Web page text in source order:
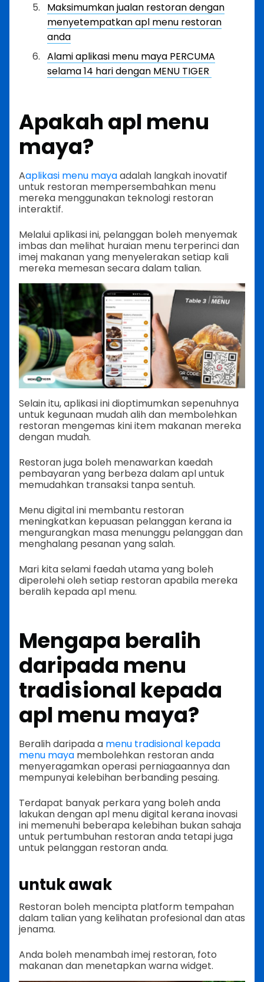
Maksimumkan jualan restoran dengan
menyetempatkan apl menu restoran
anda
Alami aplikasi menu maya PERCUMA
selama 14 hari dengan MENU TIGER
Apakah apl menu
maya?
Aaplikasi menu mayaadalah langkah inovatif
untuk restoran mempersembahkan menu
mereka menggunakan teknologi restoran
interaktif.
Melalui aplikasi ini, pelanggan boleh menyemak
imbas dan melihat huraian menu terperinci dan
imej makanan yang menyelerakan setiap kali
mereka memesan secara dalam talian.
Selain itu, aplikasi ini dioptimumkan sepenuhnya
untuk kegunaan mudah alih dan membolehkan
restoran mengemas kini item makanan mereka
dengan mudah.
Restoran juga boleh menawarkan kaedah
pembayaran yang berbeza dalam apl untuk
memudahkan transaksi tanpa sentuh.
Menu digital ini membantu restoran
meningkatkan kepuasan pelanggan kerana ia
mengurangkan masa menunggu pelanggan dan
menghalang pesanan yang salah.
Mari kita selami faedah utama yang boleh
diperolehi oleh setiap restoran apabila mereka
beralih kepada apl menu.
Mengapa beralih
daripada menu
tradisional kepada
apl menu maya?
Beralih daripada a menu tradisional kepada
menu maya membolehkan restoran anda
menyeragamkan operasi perniagaannya dan
mempunyai kelebihan berbanding pesaing.
Terdapat banyak perkara yang boleh anda
lakukan dengan apl menu digital kerana inovasi
ini memenuhi beberapa kelebihan bukan sahaja
untuk pertumbuhan restoran anda tetapi juga
untuk pelanggan restoran anda.
untuk awak
Restoran boleh mencipta platform tempahan
dalam talian yang kelihatan profesional dan atas
jenama.
Anda boleh menambah imej restoran, foto
makanan dan menetapkan warna widget.